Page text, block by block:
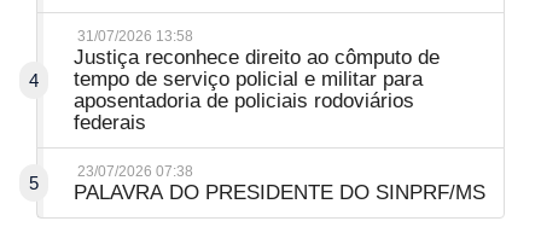
4
31/07/2026 13:58
Justiça reconhece direito ao cômputo de
tempo de serviço policial e militar para
aposentadoria de policiais rodoviários
federais
5
23/07/2026 07:38
PALAVRA DO PRESIDENTE DO SINPRF/MS